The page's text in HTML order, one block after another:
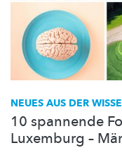
NEUES AUS DER
10 spannende
Luxemburg –